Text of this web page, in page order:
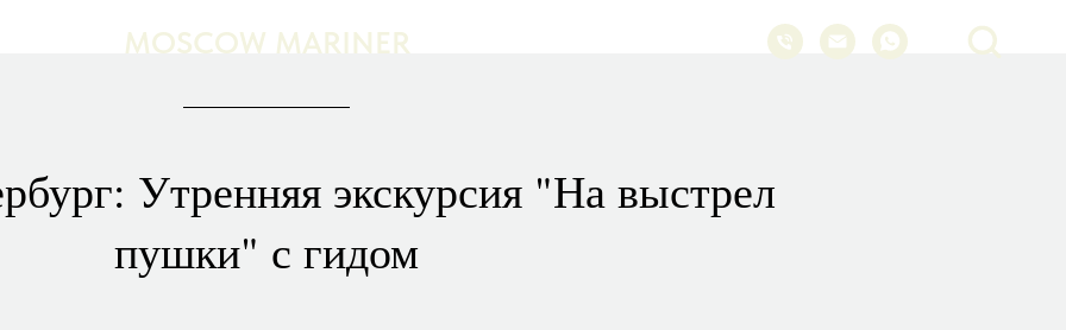
MOSCOW MARINER
Утренняя экскурсия "На выстрел
пушки" с гидом